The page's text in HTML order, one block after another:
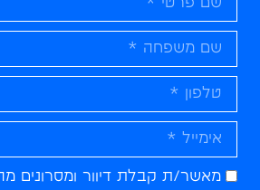
מאשר/ת קבלת דיוור ומסרונים